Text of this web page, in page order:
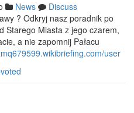
News
Discuss
? Odkryj nasz poradnik po
Starego Miasta z jego czarem,
a nie zapomnij Pałacu
user